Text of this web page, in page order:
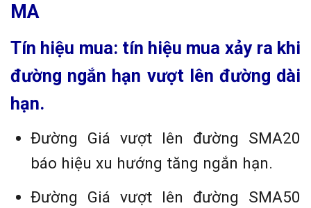
MA
Tín hiệu mua: tín hiệu mua xảy ra khi
đường ngắn hạn vượt lên đường dài
hạn.
Đường Giá vượt lên đường SMA20
báo hiệu xu hướng tăng ngắn hạn.
Đường Giá vượt lên đường SMA50